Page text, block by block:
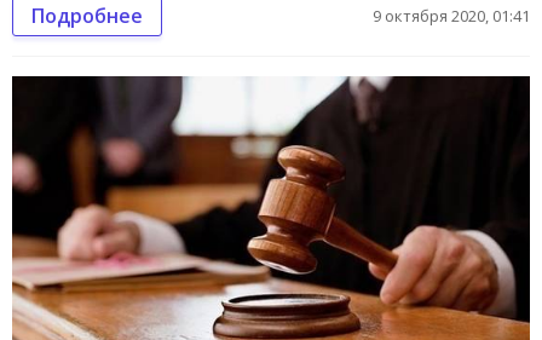
Подробнее 9 октября 2020, 01:41